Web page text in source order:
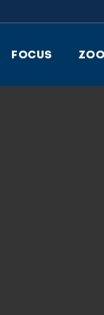
FOCUS